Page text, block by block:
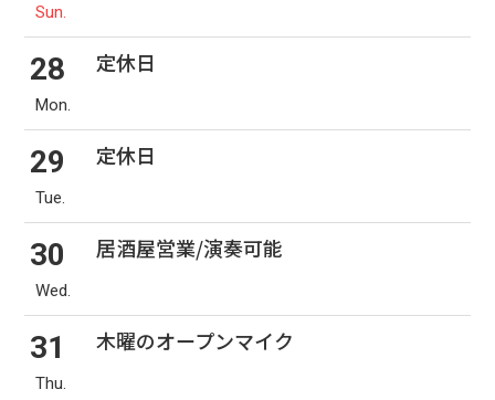
Sun.
28
Mon.
定休日
29
Tue.
定休日
30
Wed.
居酒屋営業/演奏可能
31
Thu.
木曜のオープンマイク